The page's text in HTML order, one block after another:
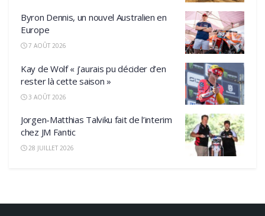
Byron Dennis, un nouvel Australien en
Europe
7 AOÛT 2026
Kay de Wolf « j’aurais pu décider d’en
rester là cette saison »
3 AOÛT 2026
Jorgen-Matthias Talviku fait de l’interim
chez JM Fantic
28 JUILLET 2026